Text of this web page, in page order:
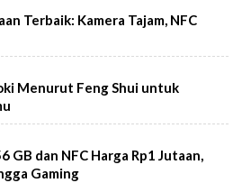
Terbaik: Kamera Tajam, NFC
Menurut Feng Shui untuk
GB dan NFC Harga Rp1 Jutaan,
Gaming